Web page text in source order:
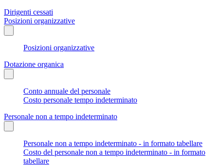
Dirigenti cessati
Posizioni organizzative
Posizioni organizzative
Dotazione organica
Conto annuale del personale
Costo personale tempo indeterminato
Personale non a tempo indeterminato
Personale non a tempo indeterminato - in formato tabellare
Costo del personale non a tempo indeterminato - in formato
tabellare